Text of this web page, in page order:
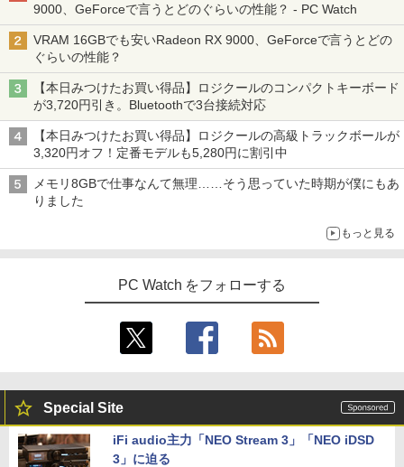
9000、GeForceで言うとどのぐらいの性能？ - PC Watch
VRAM 16GBでも安いRadeon RX 9000、GeForceで言うとどの
ぐらいの性能？
【本日みつけたお買い得品】ロジクールのコンパクトキーボード
が3,720円引き。Bluetoothで3台接続対応
【本日みつけたお買い得品】ロジクールの高級トラックボールが
3,320円オフ！定番モデルも5,280円に割引中
メモリ8GBで仕事なんて無理……そう思っていた時期が僕にもあ
りました
もっと見る
PC Watch をフォローする
Special Site
iFi audio主力「NEO Stream 3」「NEO iDSD
3」に迫る